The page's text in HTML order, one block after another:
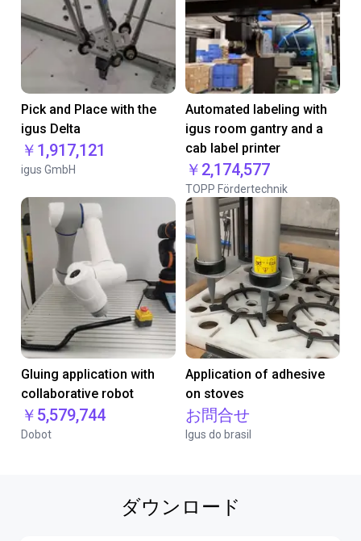
Pick and Place with the
igus Delta
￥1,917,121
igus GmbH
Automated labeling with
igus room gantry and a
cab label printer
￥2,174,577
TOPP Fördertechnik
Gluing application with
collaborative robot
￥5,579,744
Dobot
Application of adhesive
on stoves
お問合せ
Igus do brasil
ダウンロード